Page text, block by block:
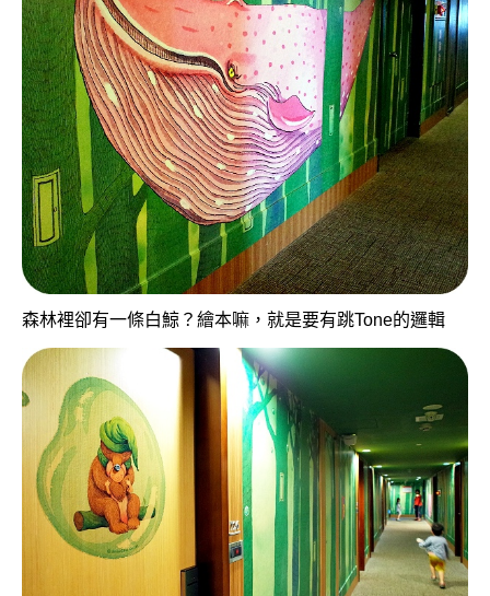
森林裡卻有一條白鯨？繪本嘛，就是要有跳Tone的邏輯